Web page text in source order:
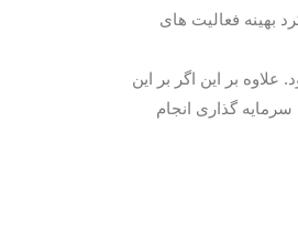
بهینه فعالیت های
بر این اگر بر این
گذاری انجام